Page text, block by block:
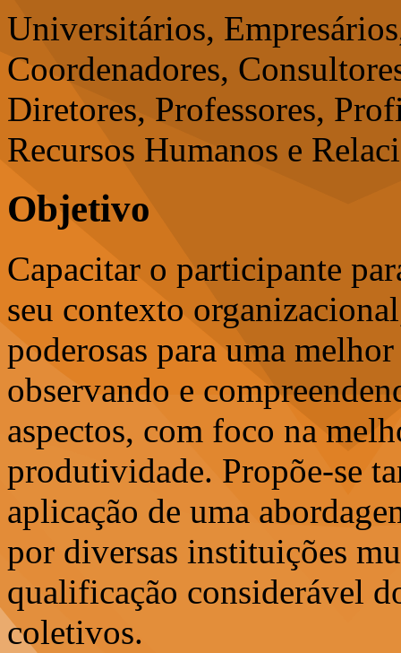
Universitários,
Coordenadores,
Diretores, Professores,
Recursos Humanos e
Objetivo
Capacitar o participante
seu contexto
poderosas para uma
observando e
aspectos, com foco na
produtividade. Propõe-se
aplicação de uma
por diversas instituições
qualificação considerável
coletivos.